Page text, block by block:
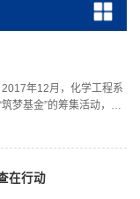
年12月，化学工程系
梦基金”的筹集活动，获
”由2014级化学工程系优
在行动